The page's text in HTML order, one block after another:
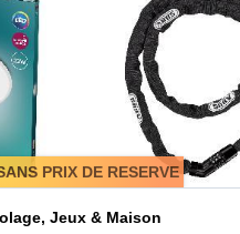
PRIX DE RESERVE
produits - Jouets, Bricolage, Jeux & Maison